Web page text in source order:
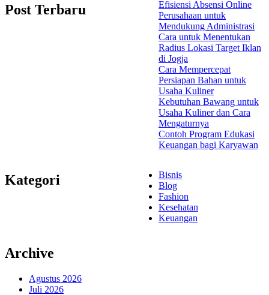
Post Terbaru
Efisiensi Absensi Online
Perusahaan untuk
Mendukung Administrasi
Cara untuk Menentukan
Radius Lokasi Target Iklan
di Jogja
Cara Mempercepat
Persiapan Bahan untuk
Usaha Kuliner
Kebutuhan Bawang untuk
Usaha Kuliner dan Cara
Mengaturnya
Contoh Program Edukasi
Keuangan bagi Karyawan
Kategori
Bisnis
Blog
Fashion
Kesehatan
Keuangan
Archive
Agustus 2026
Juli 2026